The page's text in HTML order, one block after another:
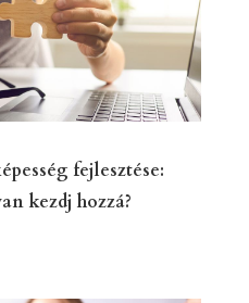
fejlesztése:
kezdj hozzá?